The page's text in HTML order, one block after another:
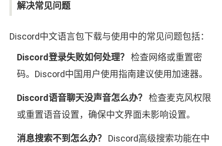
解决常见问题
Discord中文语言包下载与使用中的常见问题包括：
Discord登录失败如何处理？
检查网络或重置密
码。Discord中国用户使用指南建议使用加速器。
Discord语音聊天没声音怎么办？
检查麦克风权限
或重置语音设置，确保中文界面未影响设置。
消息搜索不到怎么办？
Discord高级搜索功能在中